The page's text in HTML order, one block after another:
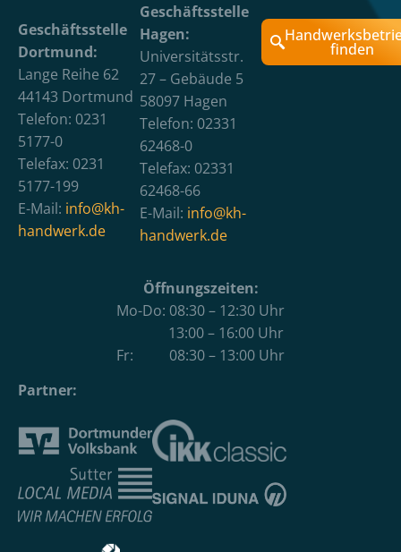
Geschäftsstelle
Dortmund:
Lange Reihe 62
44143 Dortmund
Telefon: 0231
5177-0
Telefax: 0231
5177-199
E-Mail: info@kh-
handwerk.de
Geschäftsstelle
Hagen:
Universitätsstr.
27 – Gebäude 5
58097 Hagen
Telefon: 02331
62468-0
Telefax: 02331
62468-66
E-Mail: info@kh-
handwerk.de
finden
Öffnungszeiten:
Mo-Do: 08:30 – 12:30 Uhr
13:00 – 16:00 Uhr
Fr: 08:30 – 13:00 Uhr
Partner: